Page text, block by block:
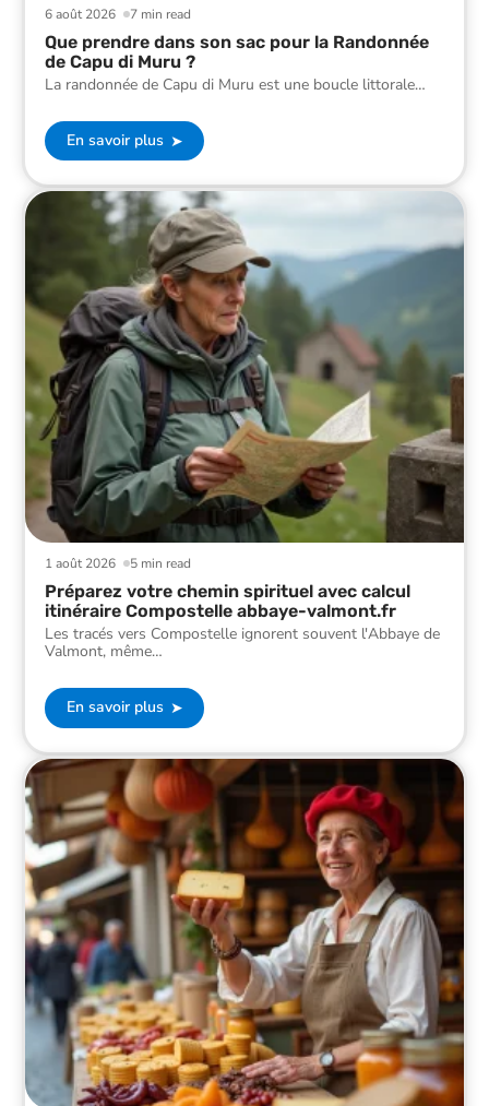
7 min read
6 août 2026
Que prendre dans son sac pour la Randonnée
de Capu di Muru ?
La randonnée de Capu di Muru est une boucle littorale…
En savoir plus
5 min read
1 août 2026
Préparez votre chemin spirituel avec calcul
itinéraire Compostelle abbaye-valmont.fr
Les tracés vers Compostelle ignorent souvent l'Abbaye de
Valmont, même…
En savoir plus